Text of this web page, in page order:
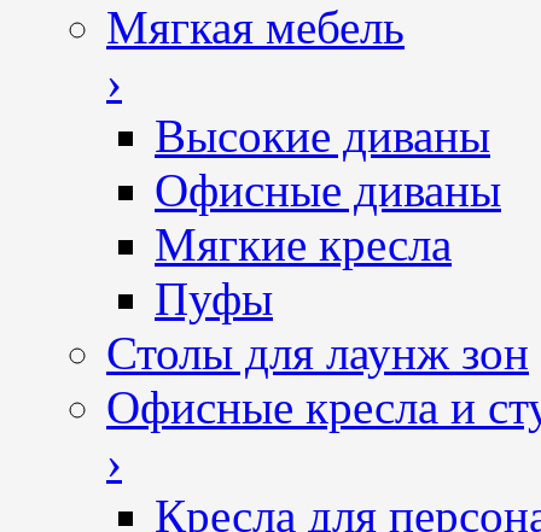
Мягкая мебель
›
Высокие диваны
Офисные диваны
Мягкие кресла
Пуфы
Столы для лаунж зон
Офисные кресла и
›
Кресла для